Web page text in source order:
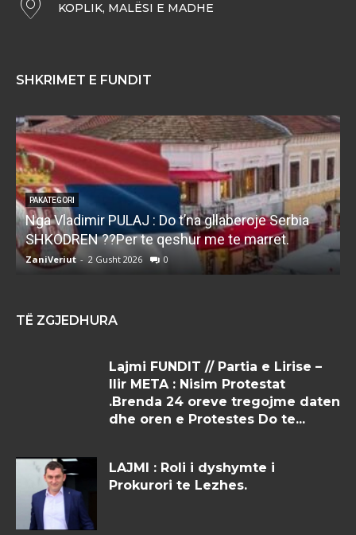
KOPLIK, MALËSI E MADHE
SHKRIMET E FUNDIT
PAKATEGORI
Nga Vladimir PULAJ : Do t’na gllaberoje Serbia
SHKODREN ??Per te qeshur me te marret.
ZaniVeriut - 2 Gusht 2026 0
TË ZGJEDHURA
Lajmi FUNDIT // Partia e Lirise –
Ilir META : Nisim Protestat
.Brenda 24 oreve tregojme daten
dhe oren e Protestes Do te...
LAJMI : Roli i dyshymte i
Prokurori te Lezhes.